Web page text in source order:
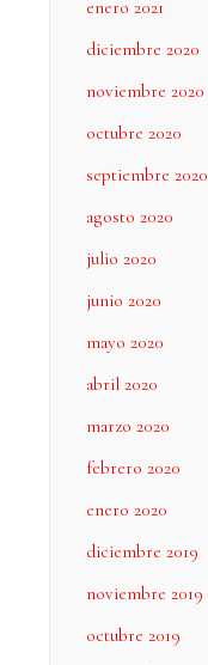
enero 2021
diciembre 2020
noviembre 2020
octubre 2020
septiembre 2020
agosto 2020
julio 2020
junio 2020
mayo 2020
abril 2020
marzo 2020
febrero 2020
enero 2020
diciembre 2019
noviembre 2019
octubre 2019